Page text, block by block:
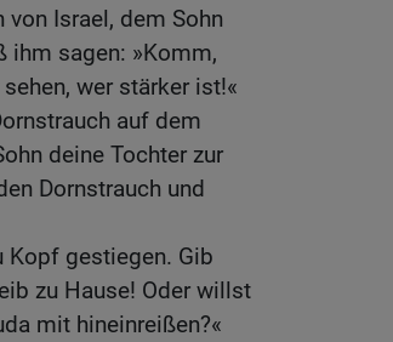
Israel, dem Sohn
ihm sagen: »Komm,
wer stärker ist!«
auf dem
deine Tochter zur
Dornstrauch und
Kopf gestiegen. Gib
zu Hause! Oder willst
mit hineinreißen?«